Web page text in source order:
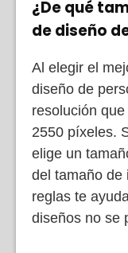
¿De qué
de diseño
Al elegir el
diseño de
resolución
2550 píxeles.
elige un
del tamaño de
reglas te
diseños no se